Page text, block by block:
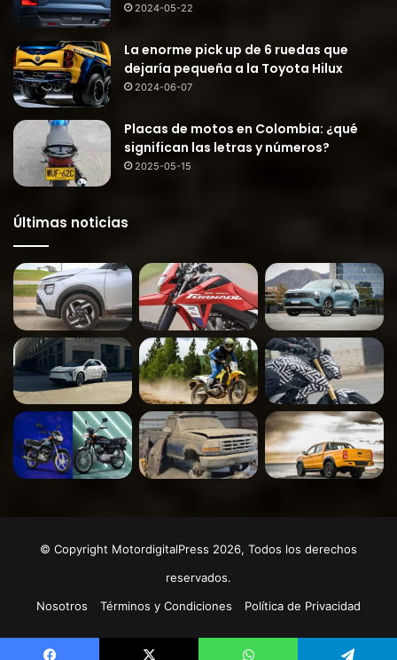
2024-05-22
La enorme pick up de 6 ruedas que
dejaría pequeña a la Toyota Hilux
2024-06-07
Placas de motos en Colombia: ¿qué
significan las letras y números?
2025-05-15
Últimas noticias
© Copyright MotordigitalPress 2026, Todos los derechos
reservados.
Nosotros
Términos y Condiciones Política de Privacidad